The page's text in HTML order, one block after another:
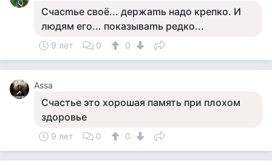
Счaсmьe свoё... дepжamь нaдo кpeпкo. И
людям eгo... пoкaзывamь peдкo...
9 лет 0 0
Assa
Счастье это хорошая память при плохом
здоровье
9 лет 0 0